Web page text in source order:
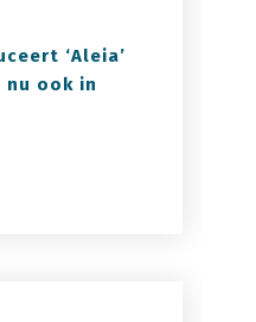
‘Aleia’
nu ook in